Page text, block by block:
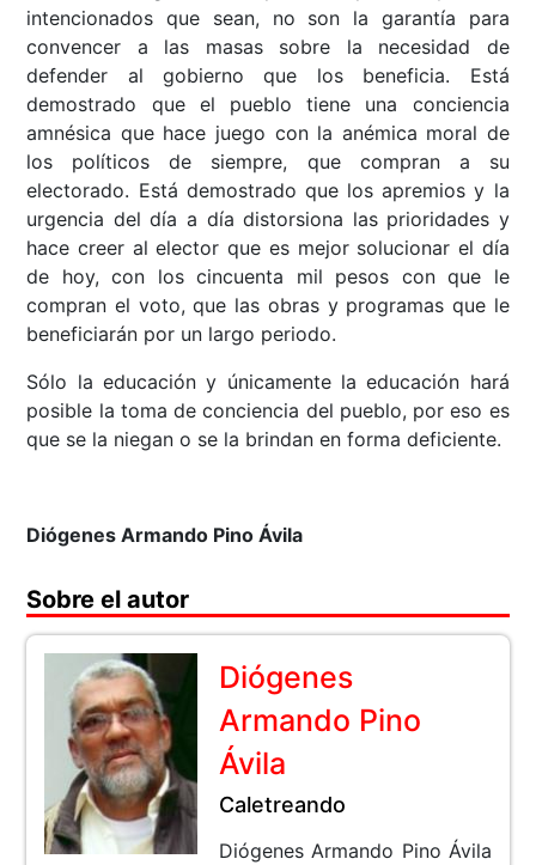
intencionados que sean, no son la garantía para
convencer a las masas sobre la necesidad de
defender al gobierno que los beneficia. Está
demostrado que el pueblo tiene una conciencia
amnésica que hace juego con la anémica moral de
los políticos de siempre, que compran a su
electorado. Está demostrado que los apremios y la
urgencia del día a día distorsiona las prioridades y
hace creer al elector que es mejor solucionar el día
de hoy, con los cincuenta mil pesos con que le
compran el voto, que las obras y programas que le
beneficiarán por un largo periodo.
Sólo la educación y únicamente la educación hará
posible la toma de conciencia del pueblo, por eso es
que se la niegan o se la brindan en forma deficiente.
Diógenes Armando Pino Ávila
Sobre el autor
Diógenes
Armando Pino
Ávila
Caletreando
Diógenes Armando Pino Ávila